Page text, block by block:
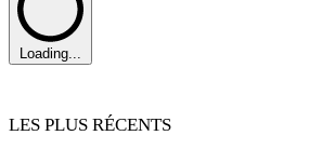
Loading...
LES PLUS RÉCENTS